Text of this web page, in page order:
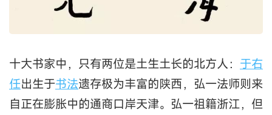
十大书家中，只有两位是土生土长的北方人： 于右
任出生于书法遗存极为丰富的陕西，弘一法师则来
自正在膨胀中的通商口岸天津。弘一祖籍浙江，但